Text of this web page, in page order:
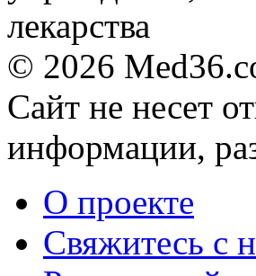
© 2026
Сайт не несет
информации,
О проекте
Свяжитесь с